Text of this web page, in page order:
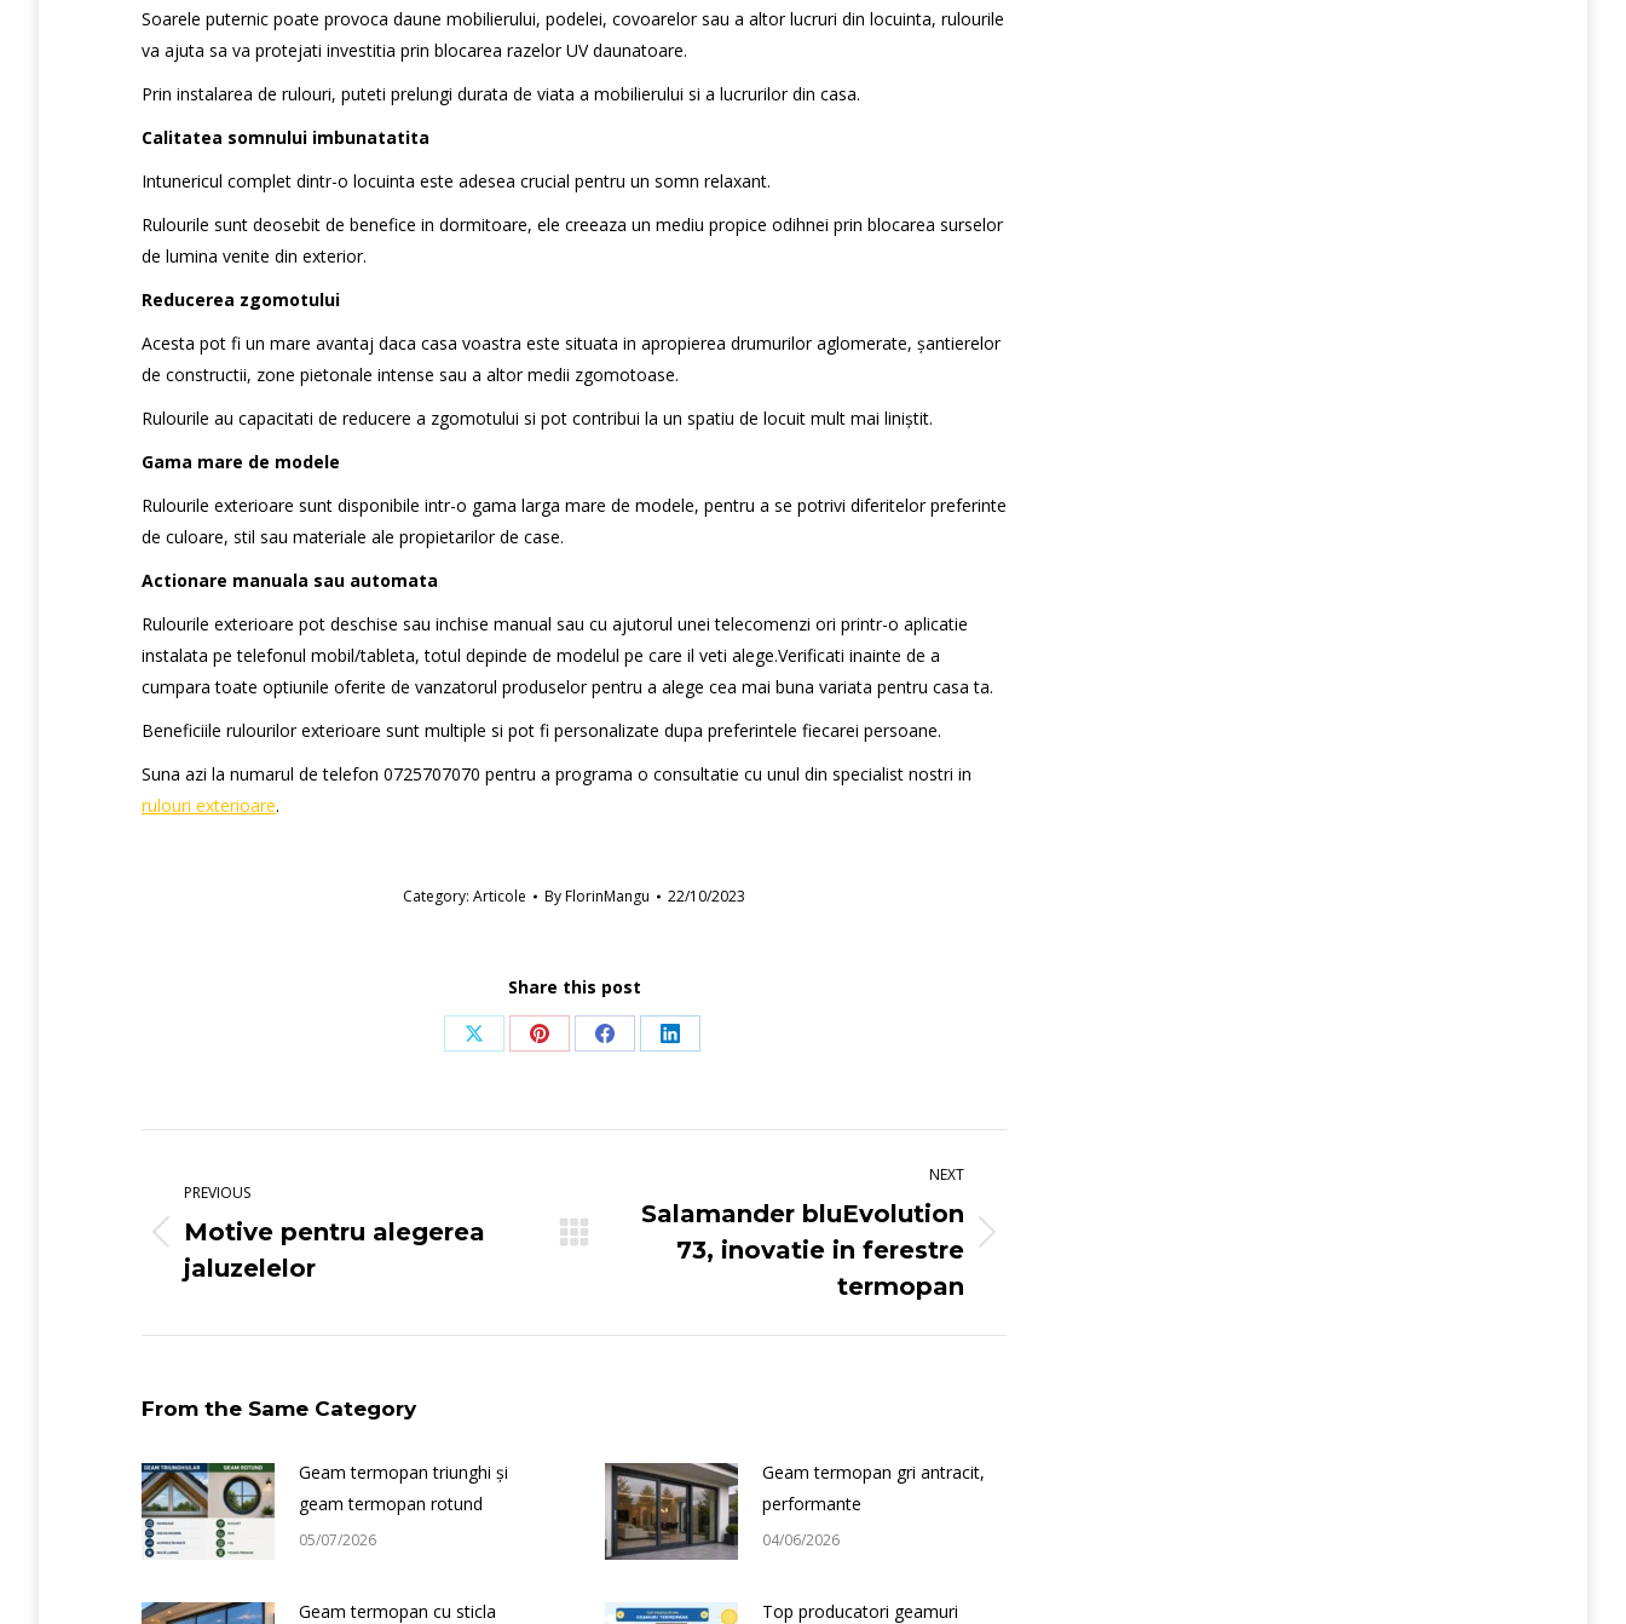
Soarele puternic poate provoca daune mobilierului, podelei, covoarelor sau a altor lucruri din locuinta, rulourile
va ajuta sa va protejati investitia prin blocarea razelor UV daunatoare.
Prin instalarea de rulouri, puteti prelungi durata de viata a mobilierului si a lucrurilor din casa.
Calitatea somnului imbunatatita
Intunericul complet dintr-o locuinta este adesea crucial pentru un somn relaxant.
Rulourile sunt deosebit de benefice in dormitoare, ele creeaza un mediu propice odihnei prin blocarea surselor
de lumina venite din exterior.
Reducerea zgomotului
Acesta pot fi un mare avantaj daca casa voastra este situata in apropierea drumurilor aglomerate, șantierelor
de constructii, zone pietonale intense sau a altor medii zgomotoase.
Rulourile au capacitati de reducere a zgomotului si pot contribui la un spatiu de locuit mult mai liniștit.
Gama mare de modele
Rulourile exterioare sunt disponibile intr-o gama larga mare de modele, pentru a se potrivi diferitelor preferinte
de culoare, stil sau materiale ale propietarilor de case.
Actionare manuala sau automata
Rulourile exterioare pot deschise sau inchise manual sau cu ajutorul unei telecomenzi ori printr-o aplicatie
instalata pe telefonul mobil/tableta, totul depinde de modelul pe care il veti alege.Verificati inainte de a
cumpara toate optiunile oferite de vanzatorul produselor pentru a alege cea mai buna variata pentru casa ta.
Beneficiile rulourilor exterioare sunt multiple si pot fi personalizate dupa preferintele fiecarei persoane.
Suna azi la numarul de telefon 0725707070 pentru a programa o consultatie cu unul din specialist nostri in
rulouri exterioare.
Category: Articole ByFlorinMangu 22/10/2023
Share this post
Share Share Share Share
Post
PREVIOUS
Previous
post:
Motive pentru alegerea
jaluzelelor
NEXT
Salamander bluEvolution
73, inovatie in ferestre
termopan
From the Same Category
Geam termopan triunghi și
geam termopan rotund
05/07/2026
Geam termopan gri antracit,
performante
04/06/2026
Geam termopan cu sticla
Top producatori geamuri